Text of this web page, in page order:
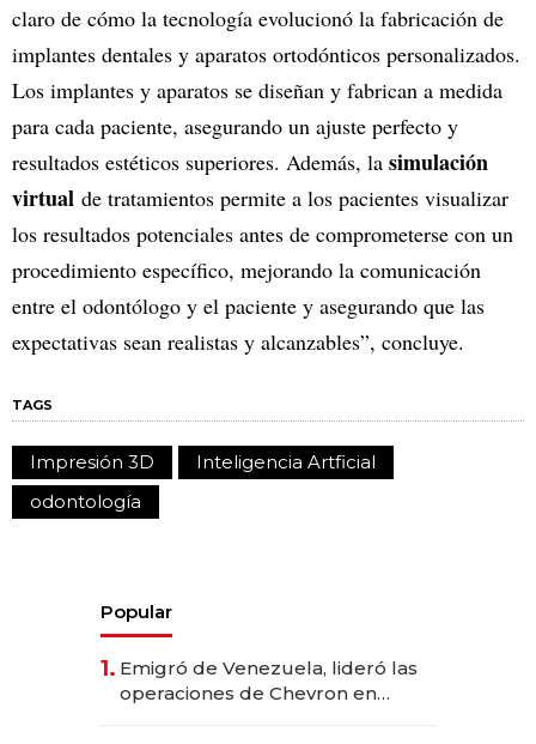
claro de cómo la tecnología evolucionó la fabricación de
implantes dentales y aparatos ortodónticos personalizados.
Los implantes y aparatos se diseñan y fabrican a medida
para cada paciente, asegurando un ajuste perfecto y
resultados estéticos superiores. Además, la simulación
virtual de tratamientos permite a los pacientes visualizar
los resultados potenciales antes de comprometerse con un
procedimiento específico, mejorando la comunicación
entre el odontólogo y el paciente y asegurando que las
expectativas sean realistas y alcanzables”, concluye.
TAGS
Impresión 3D
Inteligencia Artficial
odontología
Popular
1. Emigró de Venezuela, lideró las
operaciones de Chevron en